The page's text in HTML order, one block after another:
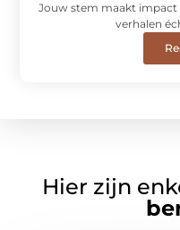
Jouw stem maakt
verhalen
Hier zijn